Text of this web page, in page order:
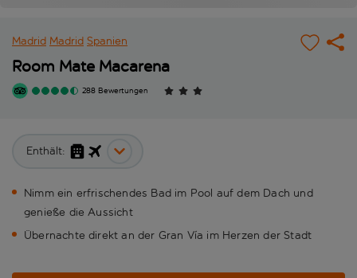
Madrid Madrid Spanien
Room Mate Macarena
288 Bewertungen
Enthält:
Nimm ein erfrischendes Bad im Pool auf dem Dach und
genieße die Aussicht
Übernachte direkt an der Gran Vía im Herzen der Stadt